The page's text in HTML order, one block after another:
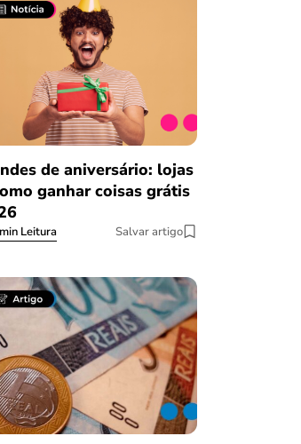
Achei muito rápido,
burocracia
08/03/2023
de aniversário: lojas
ganhar coisas grátis
Leitura Salvar artigo